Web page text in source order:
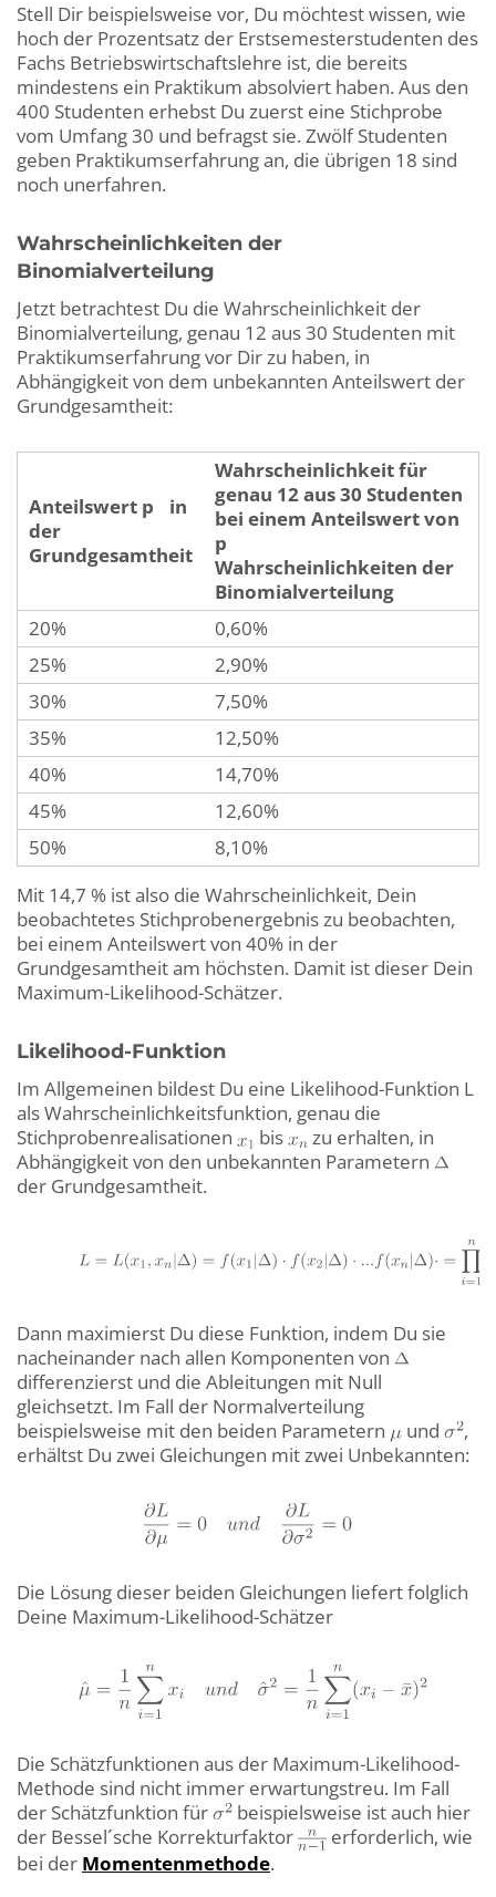
Stell Dir beispielsweise vor, Du möchtest wissen, wie
hoch der Prozentsatz der Erstsemesterstudenten des
Fachs Betriebswirtschaftslehre ist, die bereits
mindestens ein Praktikum absolviert haben. Aus den
400 Studenten erhebst Du zuerst eine Stichprobe
vom Umfang 30 und befragst sie. Zwölf Studenten
geben Praktikumserfahrung an, die übrigen 18 sind
noch unerfahren.
Wahrscheinlichkeiten der
Binomialverteilung
Jetzt betrachtest Du die Wahrscheinlichkeit der
Binomialverteilung, genau 12 aus 30 Studenten mit
Praktikumserfahrung vor Dir zu haben, in
Abhängigkeit von dem unbekannten Anteilswert der
Grundgesamtheit:
Anteilswert p in
der
Grundgesamtheit
Wahrscheinlichkeit für
genau 12 aus 30 Studenten
bei einem Anteilswert von
p
Wahrscheinlichkeiten der
Binomialverteilung
20%
0,60%
25%
2,90%
30%
7,50%
35%
12,50%
40%
14,70%
45%
12,60%
50%
8,10%
Mit 14,7 % ist also die Wahrscheinlichkeit, Dein
beobachtetes Stichprobenergebnis zu beobachten,
bei einem Anteilswert von 40% in der
Grundgesamtheit am höchsten. Damit ist dieser Dein
Maximum-Likelihood-Schätzer.
Likelihood-Funktion
Im Allgemeinen bildest Du eine Likelihood-Funktion L
als Wahrscheinlichkeitsfunktion, genau die
Stichprobenrealisationen
bis
zu erhalten, in
Abhängigkeit von den unbekannten Parametern
der Grundgesamtheit.
Dann maximierst Du diese Funktion, indem Du sie
nacheinander nach allen Komponenten von
differenzierst und die Ableitungen mit Null
gleichsetzt. Im Fall der Normalverteilung
beispielsweise mit den beiden Parametern
und
,
erhältst Du zwei Gleichungen mit zwei Unbekannten:
Die Lösung dieser beiden Gleichungen liefert folglich
Deine Maximum-Likelihood-Schätzer
Die Schätzfunktionen aus der Maximum-Likelihood-
Methode sind nicht immer erwartungstreu. Im Fall
der Schätzfunktion für
beispielsweise ist auch hier
der Bessel´sche Korrekturfaktor
erforderlich, wie
bei der Momentenmethode.